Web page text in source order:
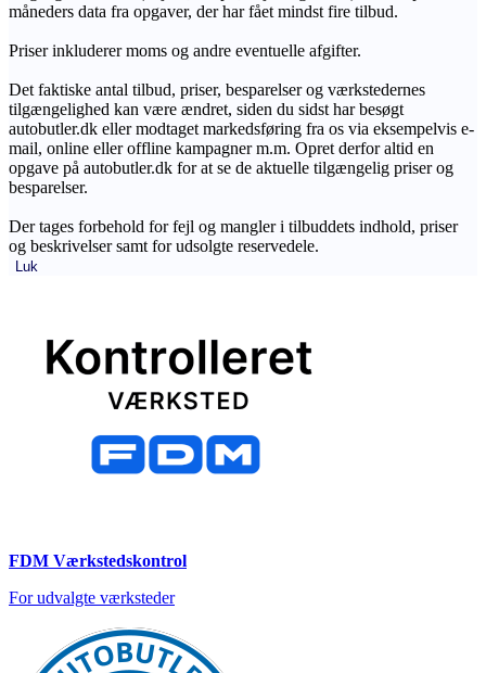
måneders data fra opgaver, der har fået mindst fire tilbud.
Priser inkluderer moms og andre eventuelle afgifter.
Det faktiske antal tilbud, priser, besparelser og værkstedernes
tilgængelighed kan være ændret, siden du sidst har besøgt
autobutler.dk eller modtaget markedsføring fra os via eksempelvis e-
mail, online eller offline kampagner m.m. Opret derfor altid en
opgave på autobutler.dk for at se de aktuelle tilgængelig priser og
besparelser.
Der tages forbehold for fejl og mangler i tilbuddets indhold, priser
og beskrivelser samt for udsolgte reservedele.
Luk
FDM Værkstedskontrol
For udvalgte værksteder